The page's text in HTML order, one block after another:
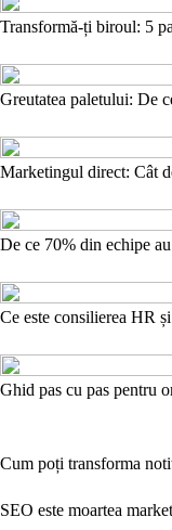
Transformă-ți biroul: 5
Greutatea paletului: De
Marketingul direct: Cât
De ce 70% din echipe
Ce este consilierea HR
Ghid pas cu pas pentru
Cum poți transforma
SEO este moartea